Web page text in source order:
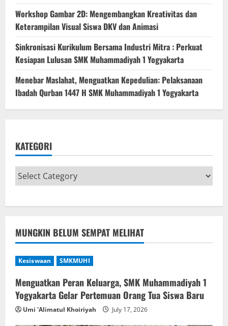
Workshop Gambar 2D: Mengembangkan Kreativitas dan
Keterampilan Visual Siswa DKV dan Animasi
Sinkronisasi Kurikulum Bersama Industri Mitra : Perkuat
Kesiapan Lulusan SMK Muhammadiyah 1 Yogyakarta
Menebar Maslahat, Menguatkan Kepedulian: Pelaksanaan
Ibadah Qurban 1447 H SMK Muhammadiyah 1 Yogyakarta
KATEGORI
MUNGKIN BELUM SEMPAT MELIHAT
Kesiswaan SMKMUHI
Menguatkan Peran Keluarga, SMK Muhammadiyah 1
Yogyakarta Gelar Pertemuan Orang Tua Siswa Baru
Umi 'Alimatul Khoiriyah July 17, 2026